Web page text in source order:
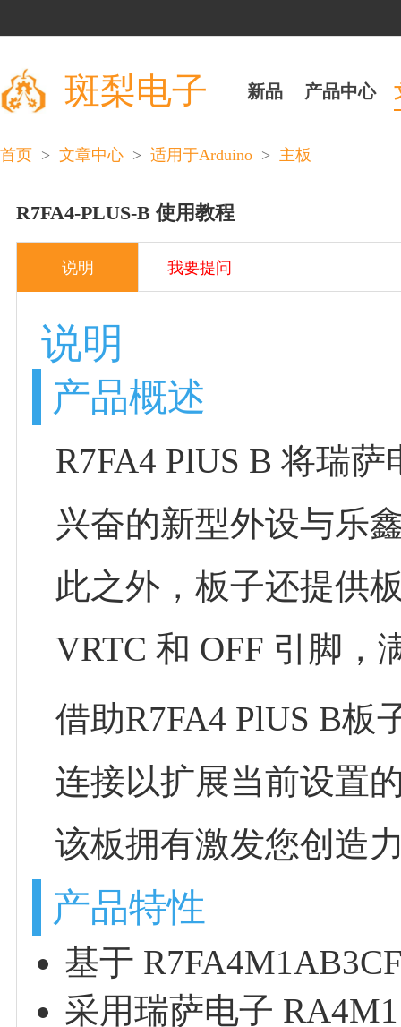
斑梨电子 新品 产品中心
首页 > 文章中心 > 适用于Arduino > 主板
R7FA4-PLUS-B 使用教程
说明 我要提问
说明
产品概述
R7FA4 PlUS B 将瑞
兴奋的新型外设与乐
此之外，板子还提供
VRTC 和 OFF 引脚，
借助R7FA4 PlUS B
连接以扩展当前设置
该板拥有激发您创造
产品特性
基于
采用瑞萨电子